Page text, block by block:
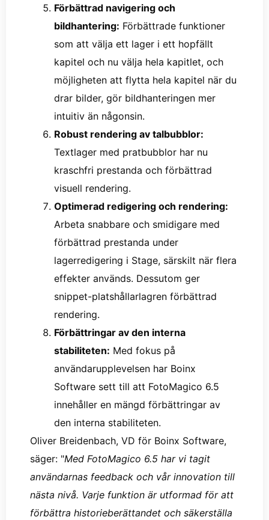
Förbättrad navigering och
bildhantering: Förbättrade funktioner
som att välja ett lager i ett hopfällt
kapitel och nu välja hela kapitlet, och
möjligheten att flytta hela kapitel när du
drar bilder, gör bildhanteringen mer
intuitiv än någonsin.
Robust rendering av talbubblor:
Textlager med pratbubblor har nu
kraschfri prestanda och förbättrad
visuell rendering.
Optimerad redigering och rendering:
Arbeta snabbare och smidigare med
förbättrad prestanda under
lagerredigering i Stage, särskilt när flera
effekter används. Dessutom ger
snippet-platshållarlagren förbättrad
rendering.
Förbättringar av den interna
stabiliteten: Med fokus på
användarupplevelsen har Boinx
Software sett till att FotoMagico 6.5
innehåller en mängd förbättringar av
den interna stabiliteten.
Oliver Breidenbach, VD för Boinx Software,
säger: "Med FotoMagico 6.5 har vi tagit
användarnas feedback och vår innovation till
nästa nivå. Varje funktion är utformad för att
förbättra historieberättandet och säkerställa